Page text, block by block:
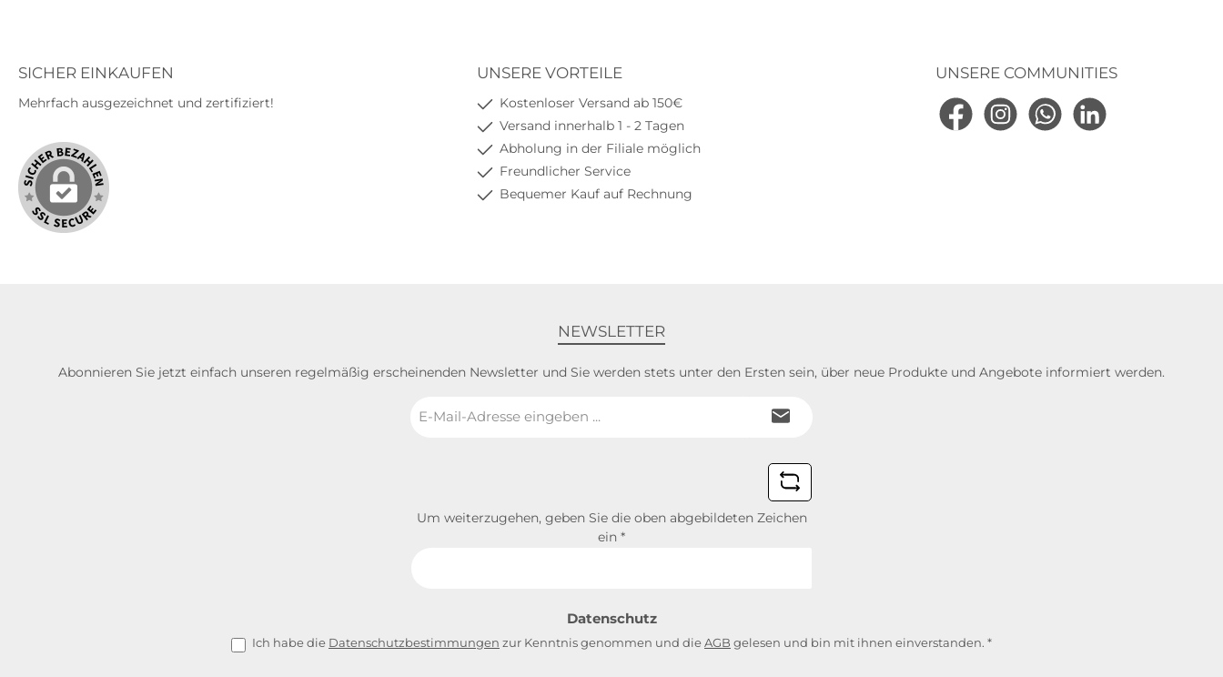
SICHER EINKAUFEN
Mehrfach ausgezeichnet und zertifiziert!
UNSERE VORTEILE
Kostenloser Versand ab 150€
Versand innerhalb 1 - 2 Tagen
Abholung in der Filiale möglich
Freundlicher Service
Bequemer Kauf auf Rechnung
UNSERE COMMUNITIES
FacebookInstagramWhatsAppLinkedIn
NEWSLETTER
Abonnieren Sie jetzt einfach unseren regelmäßig erscheinenden Newsletter und Sie werden stets unter den Ersten sein, über neue Produkte und Angebote informiert werden.
Mail-
Um weiterzugehen, geben Sie die oben abgebildeten Zeichen
ein *
Datenschutz
Ich habe die Datenschutzbestimmungen zur Kenntnis genommen und dieAGB gelesen und bin mit ihnen einverstanden. *